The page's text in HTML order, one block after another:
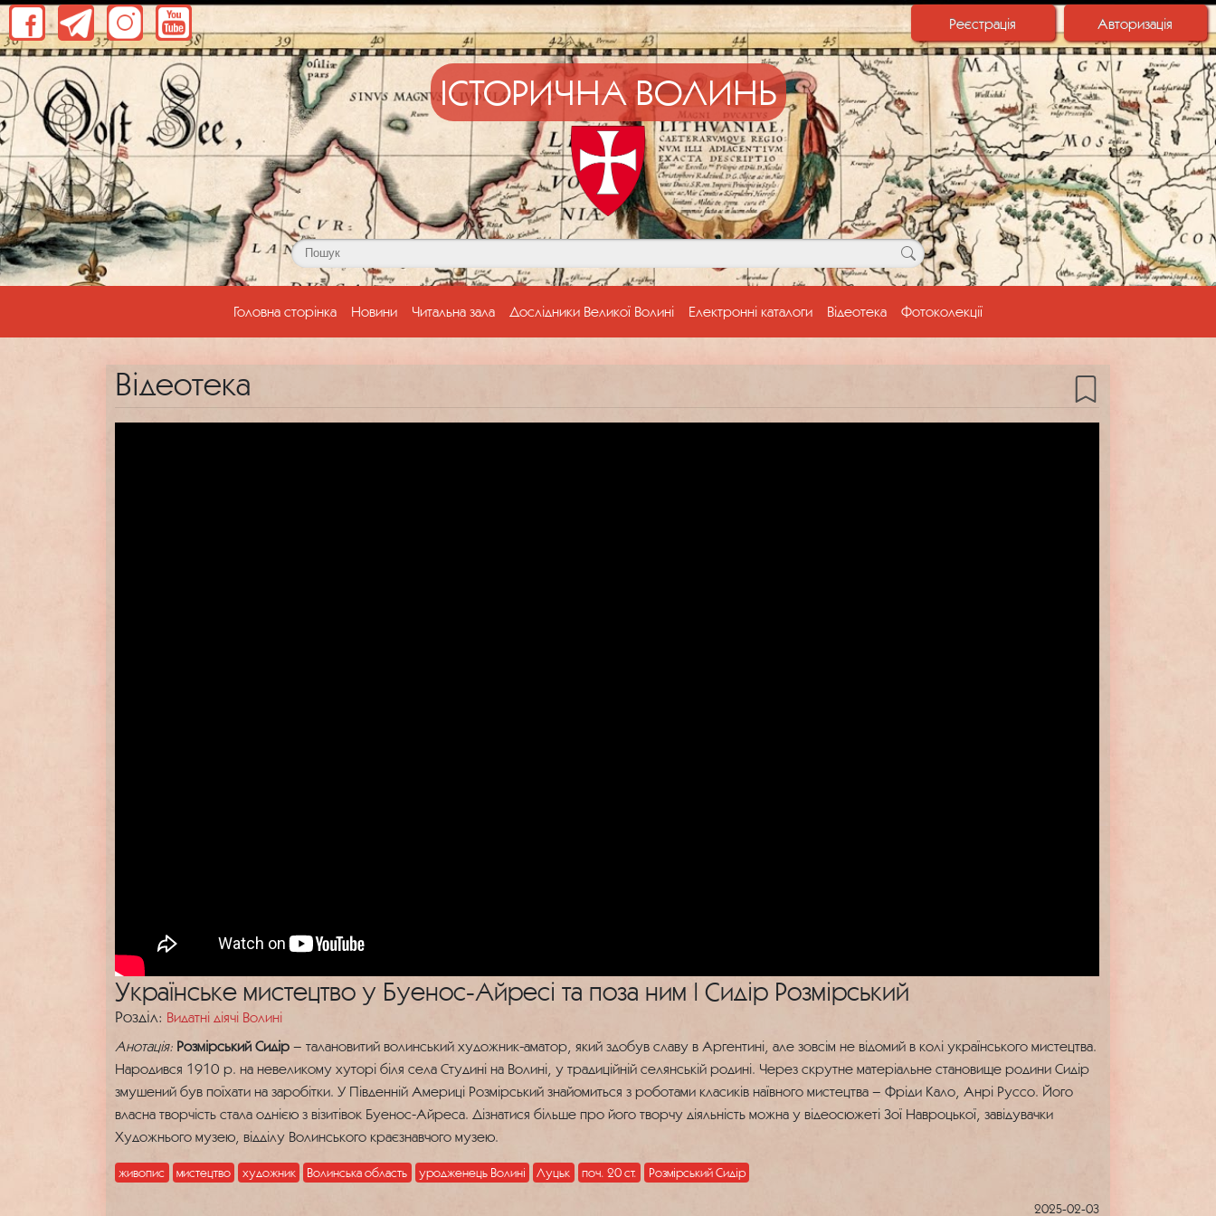
Авторизація
Реєстрація
ІСТОРИЧНА ВОЛИНЬ
Головна сторінка(current)
Новини Читальна зала Дослідники Великої Волині Електронні каталоги Відеотека Фотоколекції
Відеотека
Українське мистецтво у Буенос-Айресі та поза ним | Сидір Розмірський
Розділ: Видатні діячі Волині
Анотація: Розмірський Сидір – талановитий волинський художник-аматор, який здобув славу в Аргентині, але зовсім не відомий в колі українського мистецтва.
Народився 1910 р. на невеликому хуторі біля села Студині на Волині, у традиційній селянській родині. Через скрутне матеріальне становище родини Сидір
змушений був поїхати на заробітки. У Південній Америці Розмірський знайомиться з роботами класиків наївного мистецтва – Фріди Кало, Анрі Руссо. Його
власна творчість стала однією з візитівок Буенос-Айреса. Дізнатися більше про його творчу діяльність можна у відеосюжеті Зої Навроцької, завідувачки
Художнього музею, відділу Волинського краєзнавчого музею.
живопис мистецтво художник Волинська область уродженець Волині Луцьк поч. 20 ст. Розмірський Сидір
2025-02-03